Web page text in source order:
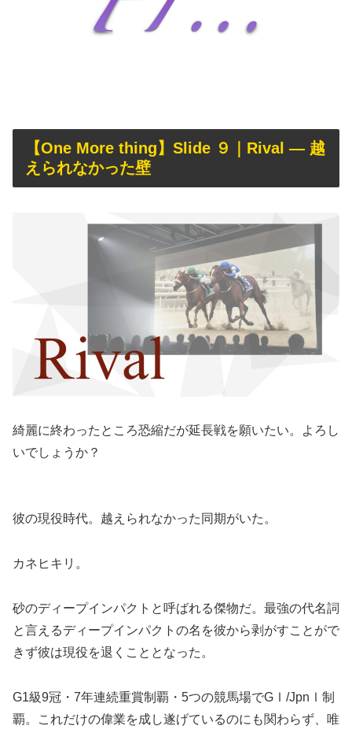
【One More thing】Slide ９｜Rival — 越
えられなかった壁
綺麗に終わったところ恐縮だが延長戦を願いたい。よろし
いでしょうか？
彼の現役時代。越えられなかった同期がいた。
カネヒキリ。
砂のディープインパクトと呼ばれる傑物だ。最強の代名詞
と言えるディープインパクトの名を彼から剥がすことがで
きず彼は現役を退くこととなった。
G1級9冠・7年連続重賞制覇・5つの競馬場でGⅠ/JpnⅠ制
覇。これだけの偉業を成し遂げているのにも関わらず、唯